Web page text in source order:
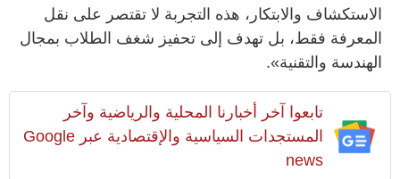
الاستكشاف والابتكار، هذه التجربة لا تقتصر على نقل
المعرفة فقط، بل تهدف إلى تحفيز شغف الطلاب بمجال
الهندسة والتقنية».
تابعوا آخر أخبارنا المحلية والرياضية وآخر
المستجدات السياسية والإقتصادية عبر Google
news